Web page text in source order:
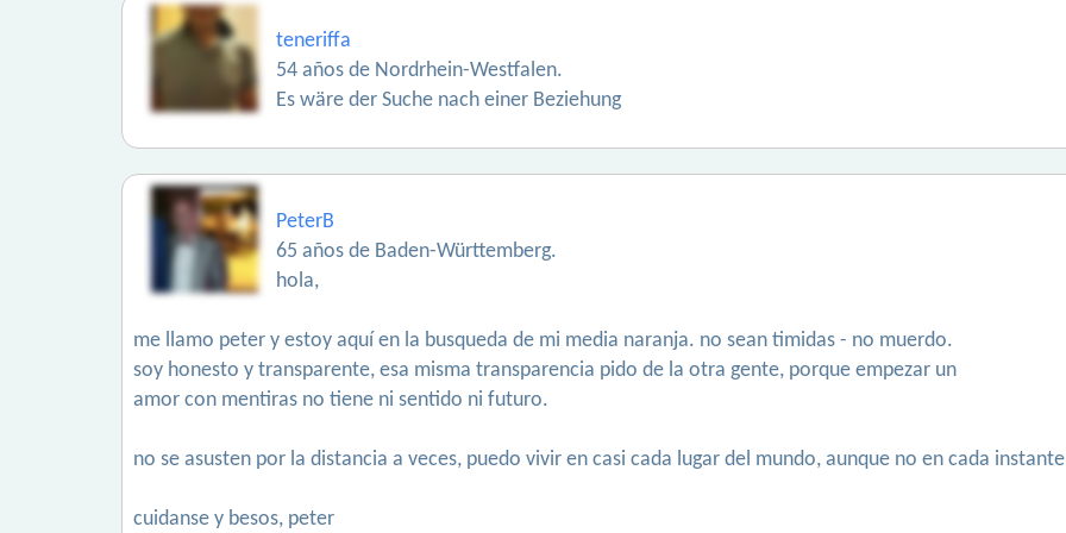
teneriffa
54 años de Nordrhein-Westfalen.
Es wäre der Suche nach einer Beziehung
PeterB
65 años de Baden-Württemberg.
hola,
me llamo peter y estoy aquí en la busqueda de mi media naranja. no sean timidas - no muerdo.
soy honesto y transparente, esa misma transparencia pido de la otra gente, porque empezar un
amor con mentiras no tiene ni sentido ni futuro.
no se asusten por la distancia a veces, puedo vivir en casi cada lugar del mundo, aunque no en cada
cuidanse y besos, peter